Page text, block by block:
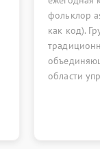
фольклор as code»
как код). Группа
традиционно приняла
объединяющем
области управления